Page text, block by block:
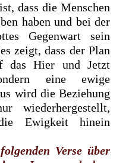
dass die Menschen
haben und bei der
Gegenwart sein
zeigt, dass der Plan
das Hier und Jetzt
eine ewige
wird die Beziehung
wiederhergestellt,
Ewigkeit hinein
Verse über